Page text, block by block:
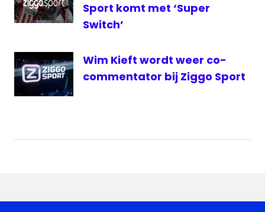
Sport komt met ‘Super
Switch’
Wim Kieft wordt weer co-
commentator bij Ziggo Sport